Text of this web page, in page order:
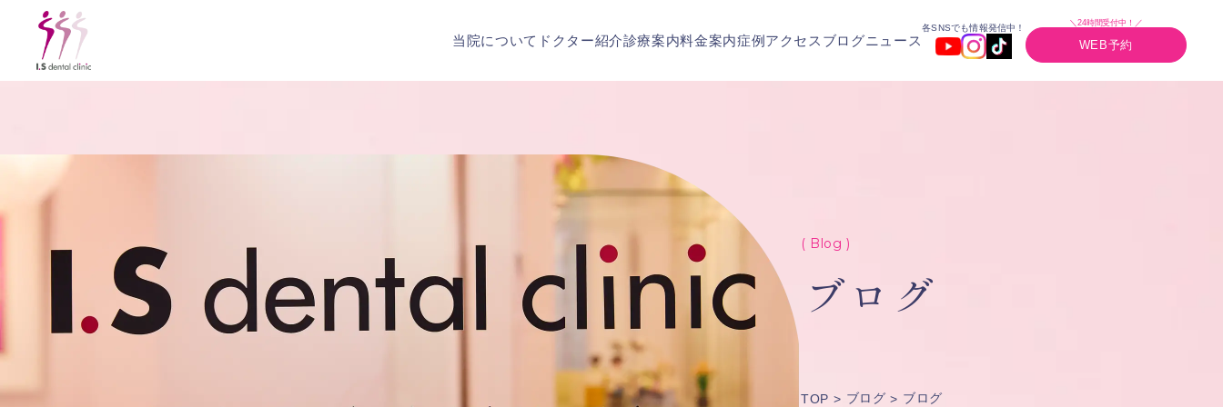
当院について ドクター紹介診療案内料金案内症例アクセス ブログニュース
各SNSでも情報発信中！
＼24時間受付中！／
WEB予約
( Blog )
ブログ
TOP ブログ ブログ